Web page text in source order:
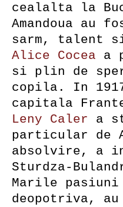
cealalta la
Amandoua au
sarm, talent
Alice Cocea a
si plin de
copila. In
capitala
Leny Caler a
particular de
absolvire, a
Sturdza-
Marile
deopotriva,